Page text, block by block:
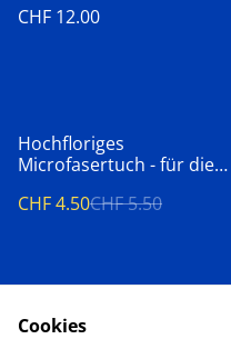
CHF 12.00
%
Hochfloriges
Microfasertuch - für die
CHF 4.50CHF 5.50
Cookies